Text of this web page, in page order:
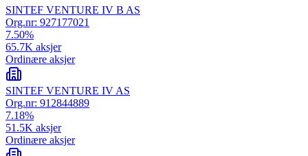
SINTEF VENTURE IV B AS
Org.nr: 927177021
7.50%
65.7K aksjer
Ordinære aksjer
SINTEF VENTURE IV AS
Org.nr: 912844889
7.18%
51.5K aksjer
Ordinære aksjer